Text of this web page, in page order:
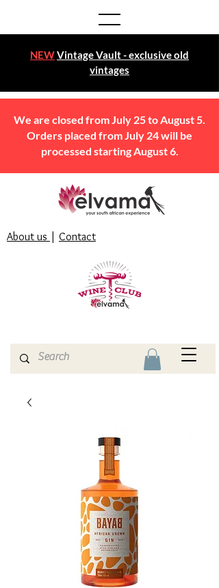
NEWVintage Vault - exclusive old
vintages
About us | Contact
We are closed from July 25 to August 5.
Orders placed from July 24 will be
processed starting August 6.